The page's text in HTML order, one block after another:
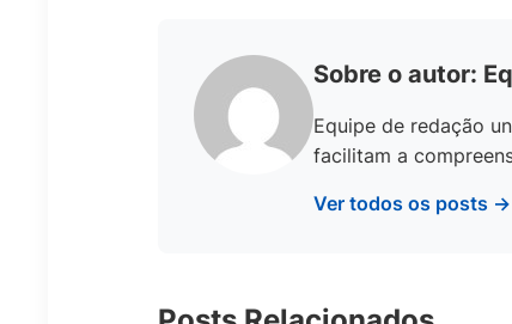
Sobre o autor:
Equipe de redação
facilitam a
Ver todos os posts →